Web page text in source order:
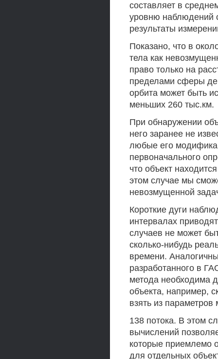
составляет в
уровню наблюдений
результаты
Показано, что в
тела как
право только на
пределами сферы
орбита может быть
меньших 260 тыс.км.
При обнаружении
него заранее не
любые его
первоначального
что объект
этом случае мы
невозмущенной
Короткие дуги
интервалах
случаев не может
сколько-нибудь
времени.
разработанного в
метода необходима
объекта, например,
взять из параметров
138 потока. В этом
вычислений
которые приемлемо
для отдельных